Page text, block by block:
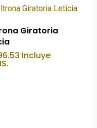
Al Carrito
Giratoria
Incluye